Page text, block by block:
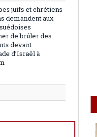
juifs et chrétiens
demandent aux
de brûler des
devant
d’Israël à